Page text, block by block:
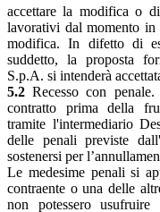
accettare la modifica o
lavorativi dal momento
modifica. In difetto di
suddetto, la proposta
S.p.A. si intenderà
5.2 Recesso con
contratto prima della
tramite l'intermediario
delle penali previste
sostenersi per
Le medesime penali si
contraente o una delle
non potessero